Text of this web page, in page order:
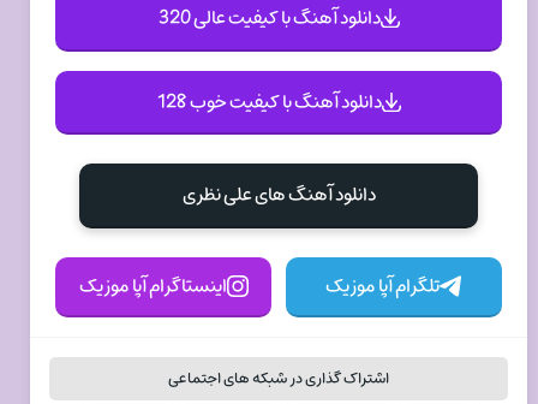
دانلود آهنگ با کیفیت عالی 320
دانلود آهنگ با کیفیت خوب 128
دانلود آهنگ های علی نظری
تلگرام آپا موزیک اینستاگرام آپا موزیک
اشتراک گذاری در شبکه های اجتماعی